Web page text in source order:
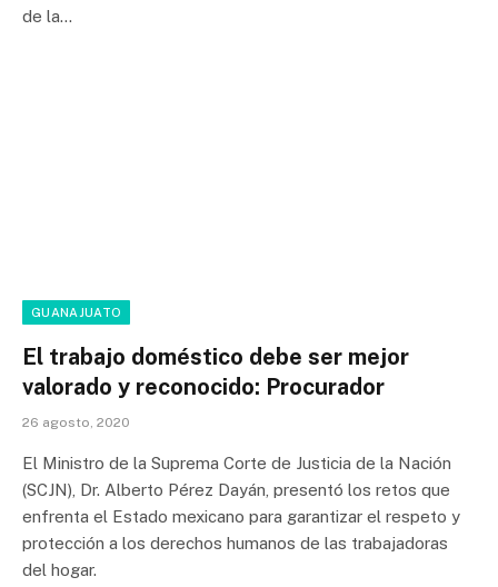
de la…
GUANAJUATO
El trabajo doméstico debe ser mejor
valorado y reconocido: Procurador
26 agosto, 2020
El Ministro de la Suprema Corte de Justicia de la Nación
(SCJN), Dr. Alberto Pérez Dayán, presentó los retos que
enfrenta el Estado mexicano para garantizar el respeto y
protección a los derechos humanos de las trabajadoras
del hogar.